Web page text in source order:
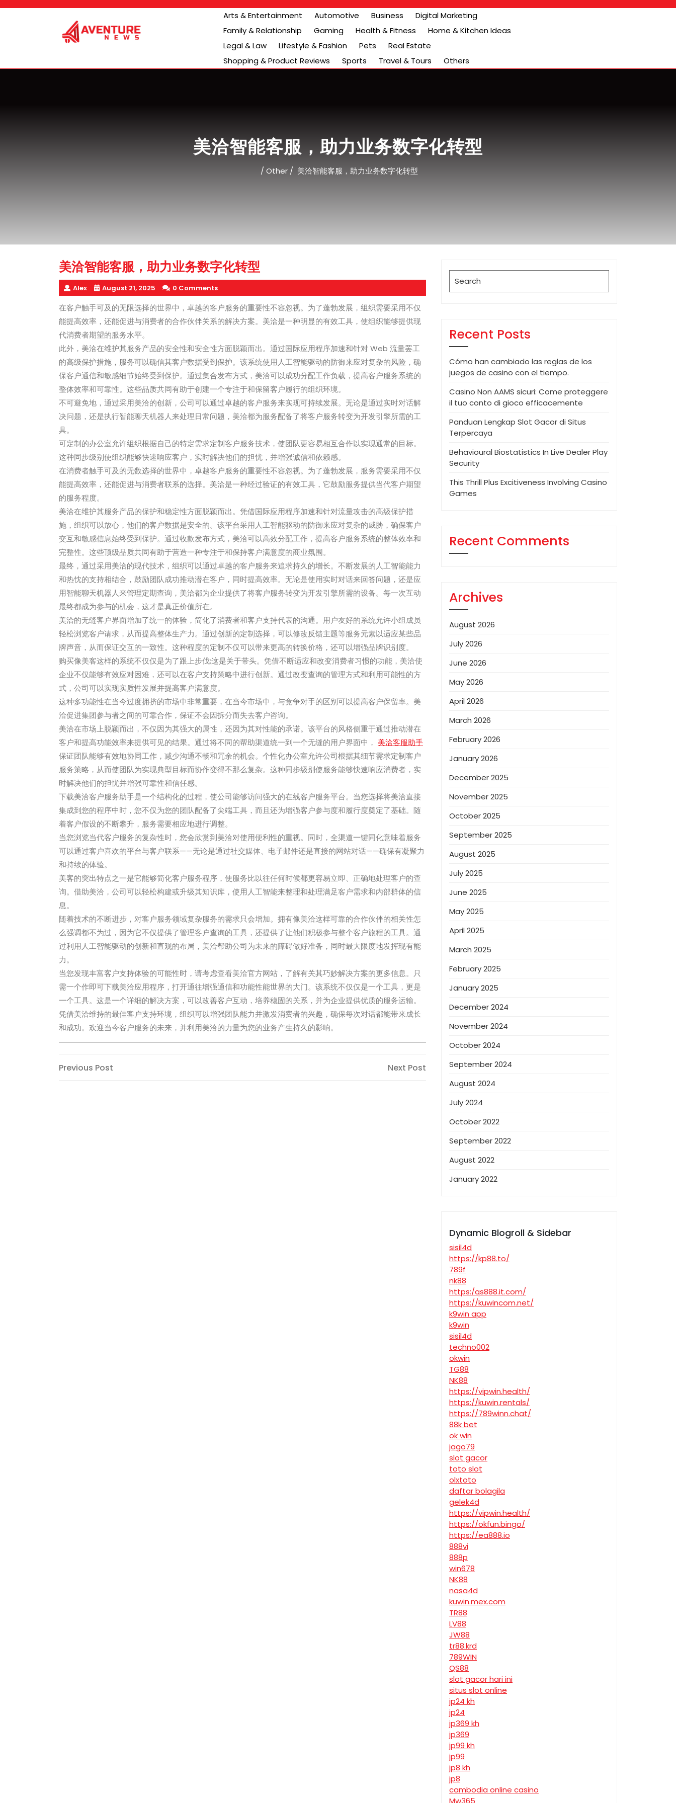
Arts & Entertainment Automotive Business
Digital Marketing
Family & Relationship
Gaming Health & Fitness
Home & Kitchen Ideas
Legal & Law
Lifestyle & Fashion Pets
Real Estate
Shopping & Product Reviews
Sports Travel & Tours Others
美洽智能客服，助力业务数字化转型
/ Other/ 美洽智能客服，助力业务数字化转型
美洽智能客服，助力业务数字化转型
Alex August 21, 2025 0 Comments
在客户触手可及的无限选择的世界中，卓越的客户服务的重要性不容忽视。为了蓬勃发展，组织需要采用不仅
能提高效率，还能促进与消费者的合作伙伴关系的解决方案。美洽是一种明显的有效工具，使组织能够提供现
代消费者期望的服务水平。
此外，美洽在维护其服务产品的安全性和安全性方面脱颖而出。通过国际应用程序加速和针对 Web 流量罢工
的高级保护措施，服务可以确信其客户数据受到保护。该系统使用人工智能驱动的防御来应对复杂的风险，确
保客户通信和敏感细节始终受到保护。通过集合发布方式，美洽可以成功分配工作负载，提高客户服务系统的
整体效率和可靠性。这些品质共同有助于创建一个专注于和保留客户履行的组织环境。
不可避免地，通过采用美洽的创新，公司可以通过卓越的客户服务来实现可持续发展。无论是通过实时对话解
决问题，还是执行智能聊天机器人来处理日常问题，美洽都为服务配备了将客户服务转变为开发引擎所需的工
具。
可定制的办公室允许组织根据自己的特定需求定制客户服务技术，使团队更容易相互合作以实现通常的目标。
这种同步级别使组织能够快速响应客户，实时解决他们的担忧，并增强诚信和依赖感。
在消费者触手可及的无数选择的世界中，卓越客户服务的重要性不容忽视。为了蓬勃发展，服务需要采用不仅
能提高效率，还能促进与消费者联系的选择。美洽是一种经过验证的有效工具，它鼓励服务提供当代客户期望
的服务程度。
美洽在维护其服务产品的保护和稳定性方面脱颖而出。凭借国际应用程序加速和针对流量攻击的高级保护措
施，组织可以放心，他们的客户数据是安全的。该平台采用人工智能驱动的防御来应对复杂的威胁，确保客户
交互和敏感信息始终受到保护。通过收款发布方式，美洽可以高效分配工作，提高客户服务系统的整体效率和
完整性。这些顶级品质共同有助于营造一种专注于和保持客户满意度的商业氛围。
最终，通过采用美洽的现代技术，组织可以通过卓越的客户服务来追求持久的增长。不断发展的人工智能能力
和热忱的支持相结合，鼓励团队成功推动潜在客户，同时提高效率。无论是使用实时对话来回答问题，还是应
用智能聊天机器人来管理定期查询，美洽都为企业提供了将客户服务转变为开发引擎所需的设备。每一次互动
最终都成为参与的机会，这才是真正价值所在。
美洽的无缝客户界面增加了统一的体验，简化了消费者和客户支持代表的沟通。用户友好的系统允许小组成员
轻松浏览客户请求，从而提高整体生产力。通过创新的定制选择，可以修改反馈主题等服务元素以适应某些品
牌声音，从而保证交互的一致性。这种程度的定制不仅可以带来更高的转换价格，还可以增强品牌识别度。
购买像美客这样的系统不仅仅是为了跟上步伐;这是关于带头。凭借不断适应和改变消费者习惯的功能，美洽使
企业不仅能够有效应对困难，还可以在客户支持策略中进行创新。通过改变查询的管理方式和利用可能性的方
式，公司可以实现实质性发展并提高客户满意度。
这种多功能性在当今过度拥挤的市场中非常重要，在当今市场中，与竞争对手的区别可以提高客户保留率。美
洽促进集团参与者之间的可靠合作，保证不会因拆分而失去客户咨询。
美洽在市场上脱颖而出，不仅因为其强大的属性，还因为其对性能的承诺。该平台的风格侧重于通过推动潜在
客户和提高功能效率来提供可见的结果。通过将不同的帮助渠道统一到一个无缝的用户界面中， 美洽客服助手
保证团队能够有效地协同工作，减少沟通不畅和冗余的机会。个性化办公室允许公司根据其细节需求定制客户
服务策略，从而使团队为实现典型目标而协作变得不那么复杂。这种同步级别使服务能够快速响应消费者，实
时解决他们的担忧并增强可靠性和信任感。
下载美洽客户服务助手是一个结构化的过程，使公司能够访问强大的在线客户服务平台。当您选择将美洽直接
集成到您的程序中时，您不仅为您的团队配备了尖端工具，而且还为增强客户参与度和履行度奠定了基础。随
着客户假设的不断攀升，服务需要相应地进行调整。
当您浏览当代客户服务的复杂性时，您会欣赏到美洽对使用便利性的重视。同时，全渠道一键同化意味着服务
可以通过客户喜欢的平台与客户联系——无论是通过社交媒体、电子邮件还是直接的网站对话——确保有凝聚力
和持续的体验。
美客的突出特点之一是它能够简化客户服务程序，使服务比以往任何时候都更容易立即、正确地处理客户的查
询。借助美洽，公司可以轻松构建或升级其知识库，使用人工智能来整理和处理满足客户需求和内部群体的信
息。
随着技术的不断进步，对客户服务领域复杂服务的需求只会增加。拥有像美洽这样可靠的合作伙伴的相关性怎
么强调都不为过，因为它不仅提供了管理客户查询的工具，还提供了让他们积极参与整个客户旅程的工具。通
过利用人工智能驱动的创新和直观的布局，美洽帮助公司为未来的障碍做好准备，同时最大限度地发挥现有能
力。
当您发现丰富客户支持体验的可能性时，请考虑查看美洽官方网站，了解有关其巧妙解决方案的更多信息。只
需一个作即可下载美洽应用程序，打开通往增强通信和功能性能世界的大门。该系统不仅仅是一个工具，更是
一个工具。这是一个详细的解决方案，可以改善客户互动，培养稳固的关系，并为企业提供优质的服务运输。
凭借美洽维持的最佳客户支持环境，组织可以增强团队能力并激发消费者的兴趣，确保每次对话都能带来成长
和成功。欢迎当今客户服务的未来，并利用美洽的力量为您的业务产生持久的影响。
Post
Previous
Previous Post Next Post
for:
Recent Posts
Cómo han cambiado las reglas de los
juegos de casino con el tiempo.
Casino Non AAMS sicuri: Come proteggere
il tuo conto di gioco efficacemente
Panduan Lengkap Slot Gacor di Situs
Terpercaya
Behavioural Biostatistics In Live Dealer Play
Security
This Thrill Plus Excitiveness Involving Casino
Games
Recent Comments
Archives
August 2026
July 2026
June 2026
May 2026
April 2026
March 2026
February 2026
January 2026
December 2025
November 2025
October 2025
September 2025
August 2025
July 2025
June 2025
May 2025
April 2025
March 2025
February 2025
January 2025
December 2024
November 2024
October 2024
September 2024
August 2024
July 2024
October 2022
September 2022
August 2022
January 2022
Dynamic Blogroll & Sidebar
sisil4d
https://kp88.to/
789f
nk88
https:/qs888.it.com/
https://kuwincom.net/
k9win app
k9win
sisil4d
techno002
okwin
TG88
NK88
https://vipwin.health/
https://kuwin.rentals/
https://789winn.chat/
88k bet
ok win
jago79
slot gacor
toto slot
olxtoto
daftar bolagila
gelek4d
https://vipwin.health/
https://okfun.bingo/
https://ea888.io
888vi
888p
win678
NK88
nasa4d
kuwin.mex.com
TR88
LV88
JW88
tr88.krd
789WIN
QS88
slot gacor hari ini
situs slot online
jp24 kh
jp24
jp369 kh
jp369
jp99 kh
jp99
jp8 kh
jp8
cambodia online casino
Mw365